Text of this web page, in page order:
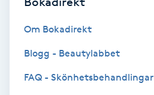
Fotmassage
Om Bokadirekt
Blogg - Beautylabbet
FAQ - Skönhetsbehandlingar